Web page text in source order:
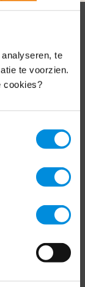
te
te voorzien.
cookies?
raakt.